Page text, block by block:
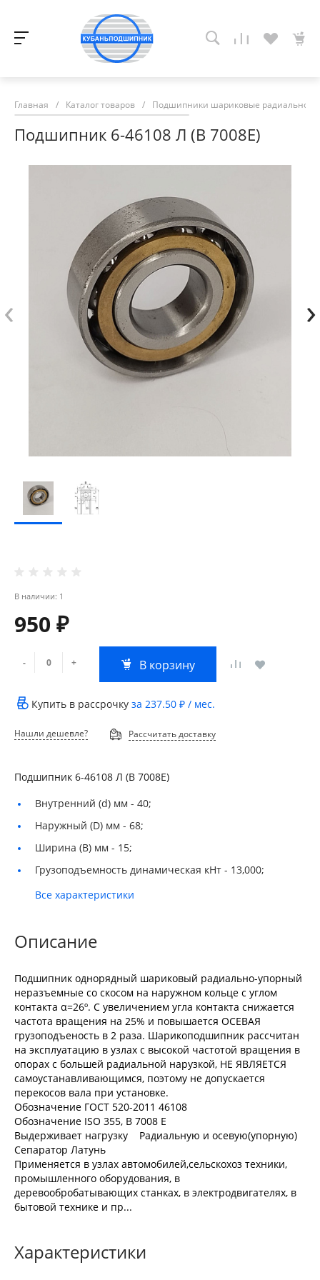
Главная / Каталог товаров / Подшипники шариковые радиально-
Подшипник 6-46108 Л (В 7008Е)
‹ ›
В наличии: 1
950 ₽
- + В корзину
Купить в рассрочку за 237.50 ₽ / мес.
Нашли дешевле? Рассчитать доставку
Подшипник 6-46108 Л (В 7008Е)
Внутренний (d) мм - 40;
Наружный (D) мм - 68;
Ширина (B) мм - 15;
Грузоподъемность динамическая кНт - 13,000;
Все характеристики
Описание
Подшипник однорядный шариковый радиально-упорный
неразъемные со скосом на наружном кольце с углом
контакта α=26º. С увеличением угла контакта снижается
частота вращения на 25% и повышается ОСЕВАЯ
грузоподъеность в 2 раза. Шарикоподшипник рассчитан
на эксплуатацию в узлах с высокой частотой вращения в
опорах с большей радиальной нарузкой, НЕ ЯВЛЯЕТСЯ
самоустанавливающимся, поэтому не допускается
перекосов вала при установке.
Обозначение ГОСТ 520-2011 46108
Обозначение ISO 355, В 7008 Е
Выдерживает нагрузку Радиальную и осевую(упорную)
Сепаратор Латунь
Применяется в узлах автомобилей,сельскохоз техники,
промышленного оборудования, в
деревообробатывающих станках, в электродвигателях, в
бытовой технике и пр...
Характеристики